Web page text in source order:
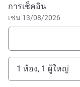
hearty breakfast, or
delicious meal and
With direct access
(BHX) and easy
จองโรงแรมนี้
การเช็คอิน
เช่น 13/08/2026
1 ห้อง, 1 ผู้ใหญ่